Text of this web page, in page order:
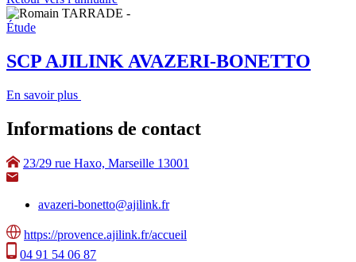
Étude
SCP AJILINK AVAZERI-BONETTO
En savoir plus
Informations de contact
23/29 rue Haxo, Marseille 13001
avazeri-bonetto@ajilink.fr
https://provence.ajilink.fr/accueil
04 91 54 06 87